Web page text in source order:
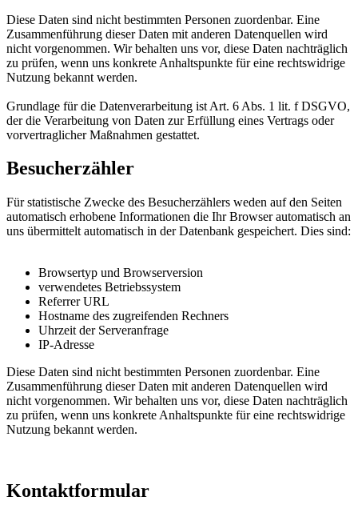
Diese Daten sind nicht bestimmten Personen zuordenbar. Eine
Zusammenführung dieser Daten mit anderen Datenquellen wird
nicht vorgenommen. Wir behalten uns vor, diese Daten nachträglich
zu prüfen, wenn uns konkrete Anhaltspunkte für eine rechtswidrige
Nutzung bekannt werden.
Grundlage für die Datenverarbeitung ist Art. 6 Abs. 1 lit. f DSGVO,
der die Verarbeitung von Daten zur Erfüllung eines Vertrags oder
vorvertraglicher Maßnahmen gestattet.
Besucherzähler
Für statistische Zwecke des Besucherzählers weden auf den Seiten
automatisch erhobene Informationen die Ihr Browser automatisch an
uns übermittelt automatisch in der Datenbank gespeichert. Dies sind:
Browsertyp und Browserversion
verwendetes Betriebssystem
Referrer URL
Hostname des zugreifenden Rechners
Uhrzeit der Serveranfrage
IP-Adresse
Diese Daten sind nicht bestimmten Personen zuordenbar. Eine
Zusammenführung dieser Daten mit anderen Datenquellen wird
nicht vorgenommen. Wir behalten uns vor, diese Daten nachträglich
zu prüfen, wenn uns konkrete Anhaltspunkte für eine rechtswidrige
Nutzung bekannt werden.
Kontaktformular